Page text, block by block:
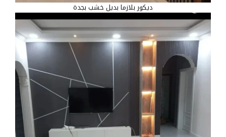
ديكور بلازما بديل خشب بجدة